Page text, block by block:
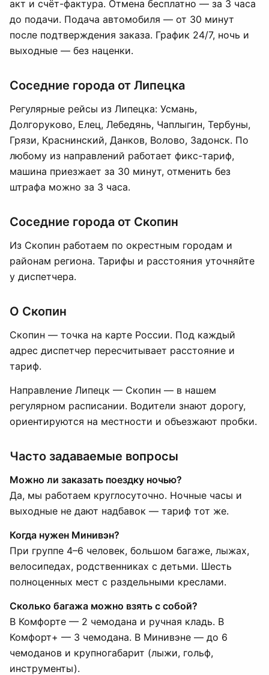
акт и счёт-фактура. Отмена бесплатно — за 3 часа
до подачи. Подача автомобиля — от 30 минут
после подтверждения заказа. График 24/7, ночь и
выходные — без наценки.
Соседние города от Липецка
Регулярные рейсы из Липецка: Усмань,
Долгоруково, Елец, Лебедянь, Чаплыгин, Тербуны,
Грязи, Краснинский, Данков, Воловo, Задонск. По
любому из направлений работает фикс-тариф,
машина приезжает за 30 минут, отменить без
штрафа можно за 3 часа.
Соседние города от Скопин
Из Скопин работаем по окрестным городам и
районам региона. Тарифы и расстояния уточняйте
у диспетчера.
О Скопин
Скопин — точка на карте России. Под каждый
адрес диспетчер пересчитывает расстояние и
тариф.
Направление Липецк — Скопин — в нашем
регулярном расписании. Водители знают дорогу,
ориентируются на местности и объезжают пробки.
Часто задаваемые вопросы
Можно ли заказать поездку ночью?
Да, мы работаем круглосуточно. Ночные часы и
выходные не дают надбавок — тариф тот же.
Когда нужен Минивэн?
При группе 4–6 человек, большом багаже, лыжах,
велосипедах, родственниках с детьми. Шесть
полноценных мест с раздельными креслами.
Сколько багажа можно взять с собой?
В Комфорте — 2 чемодана и ручная кладь. В
Комфорт+ — 3 чемодана. В Минивэне — до 6
чемоданов и крупногабарит (лыжи, гольф,
инструменты).